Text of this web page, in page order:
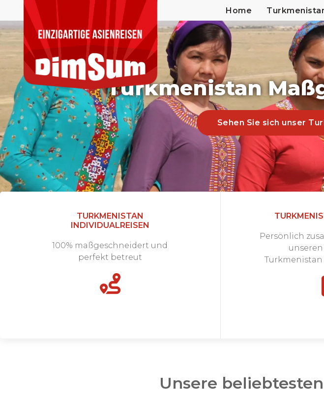
Home
Turkmenistan
Sehen Sie sich unser
TURKMENISTAN
INDIVIDUALREISEN
100% maßgeschneidert und
perfekt betreut
Persönlich
Turkmenistan
Unsere